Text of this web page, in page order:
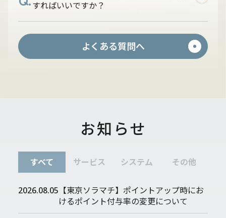
すればいいですか？
A.PASMOアプリに東武カードをご登録いた
だき、東武鉄道が発駅のモバイル定期券を
購入してください。
よくある質問へ
お知らせ
すべて サービス システム その他
2026.08.05 【東京ソラマチ】ポイントアップ時にお
けるポイント付与率の変更について